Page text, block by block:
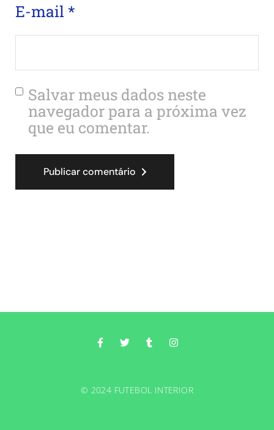
E-mail *
Salvar meus dados neste
navegador para a próxima vez
que eu comentar.
Publicar comentário
© 2024 FUTEBOL INTERIOR